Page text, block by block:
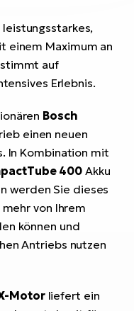
leistungsstarkes,
einem Maximum an
auf
Erlebnis.
Bosch
einen neuen
In Kombination mit
400 Akku
werden Sie dieses
von Ihrem
können und
Antriebs nutzen
Motor liefert ein